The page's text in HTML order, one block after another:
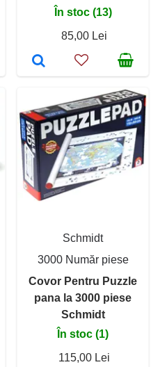
În stoc (13)
85,00 Lei
Schmidt
3000 Număr piese
Covor Pentru Puzzle
pana la 3000 piese
Schmidt
În stoc (1)
115,00 Lei